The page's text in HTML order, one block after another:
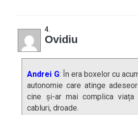
Ovidiu
Andrei G: În era boxelor cu
autonomie care atinge
cine și-ar mai complica
cabluri, droade.